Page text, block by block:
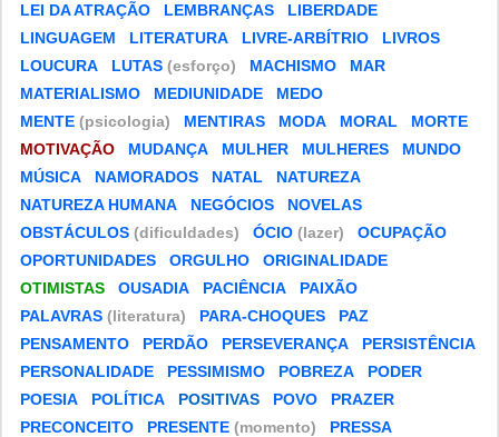
LEI DA ATRAÇÃO
LEMBRANÇAS
LIBERDADE
LINGUAGEM
LITERATURA LIVRE-ARBÍTRIO
LIVROS
LOUCURA
LUTAS (esforço) MACHISMO
MAR
MATERIALISMO
MEDIUNIDADE
MEDO
MENTE (psicologia) MENTIRAS MODA MORAL
MORTE
MOTIVAÇÃO
MUDANÇA MULHER MULHERES
MUNDO
MÚSICA
NAMORADOS NATAL
NATUREZA
NATUREZA HUMANA
NEGÓCIOS
NOVELAS
OBSTÁCULOS (dificuldades) ÓCIO (lazer)
OCUPAÇÃO
OPORTUNIDADES
ORGULHO
ORIGINALIDADE
OTIMISTAS
OUSADIA PACIÊNCIA
PAIXÃO
PALAVRAS (literatura) PARA-CHOQUES
PAZ
PENSAMENTO
PERDÃO PERSEVERANÇA
PERSISTÊNCIA
PERSONALIDADE
PESSIMISMO POBREZA
PODER
POESIA
POLÍTICA POSITIVAS POVO
PRAZER
PRECONCEITO
PRESENTE (momento)
PRESSA